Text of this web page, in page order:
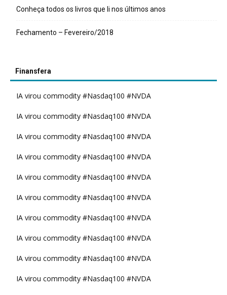
Conheça todos os livros que li nos últimos anos
Fechamento – Fevereiro/2018
Finansfera
IA virou commodity #Nasdaq100 #NVDA
IA virou commodity #Nasdaq100 #NVDA
IA virou commodity #Nasdaq100 #NVDA
IA virou commodity #Nasdaq100 #NVDA
IA virou commodity #Nasdaq100 #NVDA
IA virou commodity #Nasdaq100 #NVDA
IA virou commodity #Nasdaq100 #NVDA
IA virou commodity #Nasdaq100 #NVDA
IA virou commodity #Nasdaq100 #NVDA
IA virou commodity #Nasdaq100 #NVDA